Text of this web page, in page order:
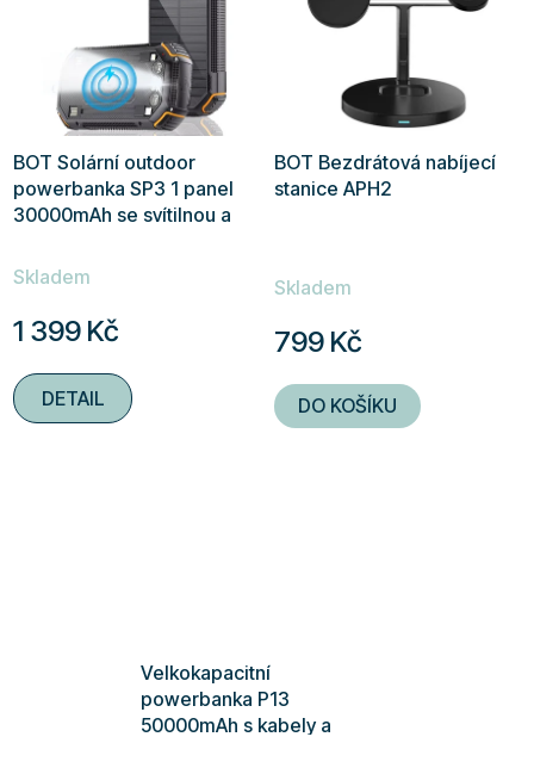
BOT Solární outdoor
powerbanka SP3 1 panel
30000mAh se svítilnou a
hodnocení
je
4,8
z
Skladem
1 399 Kč
DETAIL
BOT Bezdrátová nabíjecí
stanice APH2
Skladem
799 Kč
DO KOŠÍKU
Velkokapacitní
powerbanka P13
50000mAh s kabely a